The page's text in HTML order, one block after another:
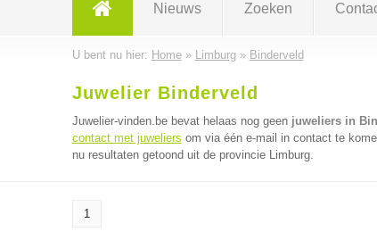
Nieuws Zoeken
U bent nu hier: Home» Limburg» Binderveld
Juwelier Binderveld
Juwelier-vinden.be bevat helaas nog geen juweliers in
contact met juweliers om via één e-mail in contact te
nu resultaten getoond uit de provincie Limburg.
1